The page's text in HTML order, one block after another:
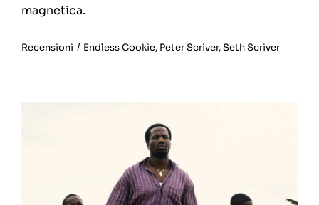
magnetica.
Recensioni / Endless Cookie, Peter Scriver,Seth Scriver